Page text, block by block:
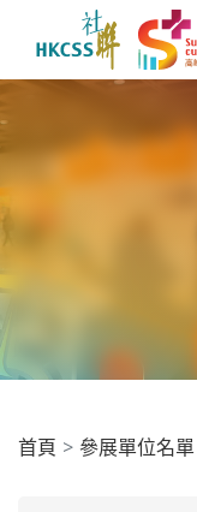
首頁 參展單位名單